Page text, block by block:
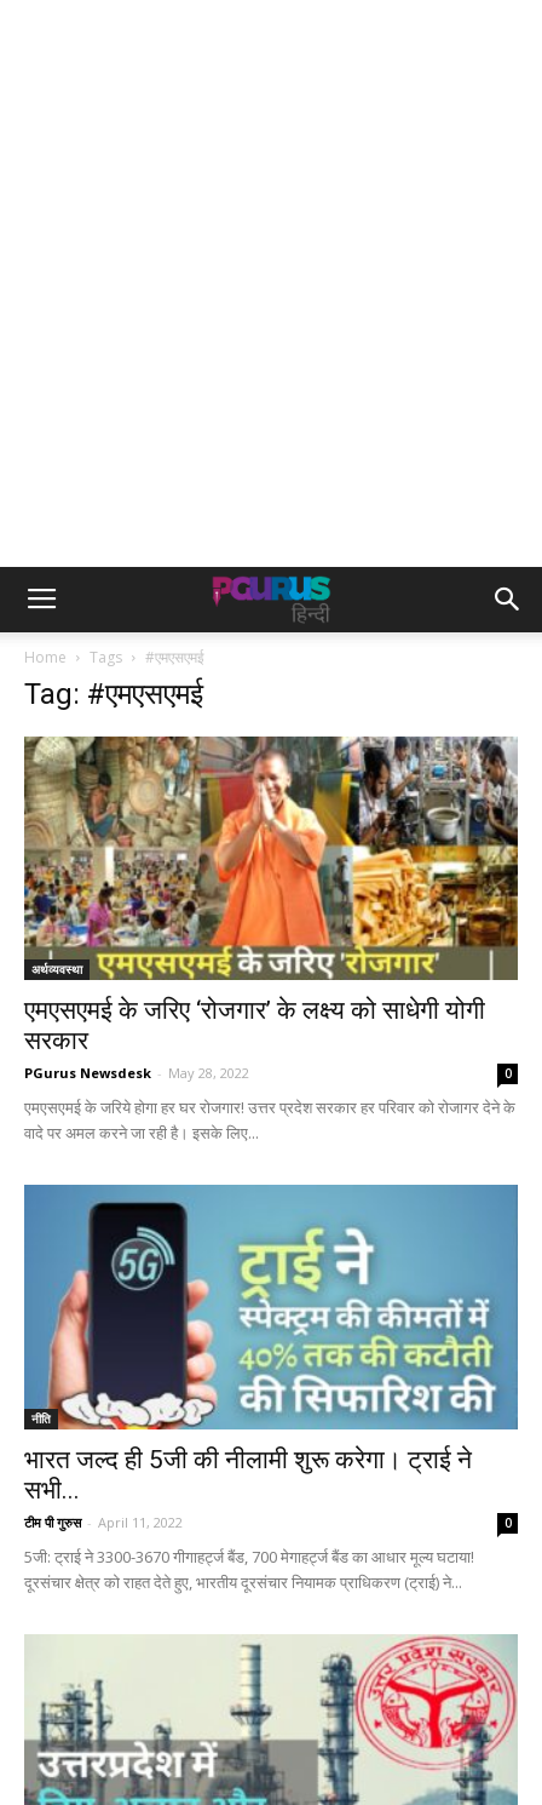
Home Tags #एमएसएमई
Tag: #एमएसएमई
अर्थव्यवस्था
एमएसएमई के जरिए ‘रोजगार’ के लक्ष्य को साधेगी योगी
सरकार
PGurus Newsdesk - May 28, 2022 0
एमएसएमई के जरिये होगा हर घर रोजगार! उत्तर प्रदेश सरकार हर परिवार को रोजागर देने के
वादे पर अमल करने जा रही है। इसके लिए...
नीति
भारत जल्द ही 5जी की नीलामी शुरू करेगा। ट्राई ने
सभी...
टीम पी गुरुस - April 11, 2022 0
5जी: ट्राई ने 3300-3670 गीगाहर्ट्ज बैंड, 700 मेगाहर्ट्ज बैंड का आधार मूल्य घटाया!
दूरसंचार क्षेत्र को राहत देते हुए, भारतीय दूरसंचार नियामक प्राधिकरण (ट्राई) ने...